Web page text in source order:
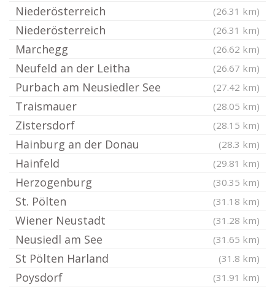
Niederösterreich (26.31 km)
Niederösterreich (26.31 km)
Marchegg (26.62 km)
Neufeld an der Leitha (26.67 km)
Purbach am Neusiedler See (27.42 km)
Traismauer (28.05 km)
Zistersdorf (28.15 km)
Hainburg an der Donau (28.3 km)
Hainfeld (29.81 km)
Herzogenburg (30.35 km)
St. Pölten (31.18 km)
Wiener Neustadt (31.28 km)
Neusiedl am See (31.65 km)
St Pölten Harland (31.8 km)
Poysdorf (31.91 km)